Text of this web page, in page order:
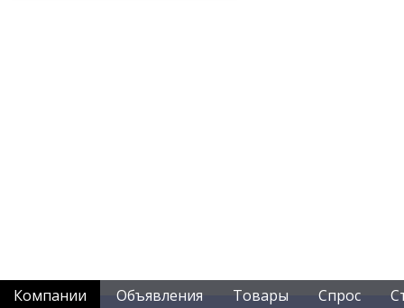
Компании Объявления Товары Спрос